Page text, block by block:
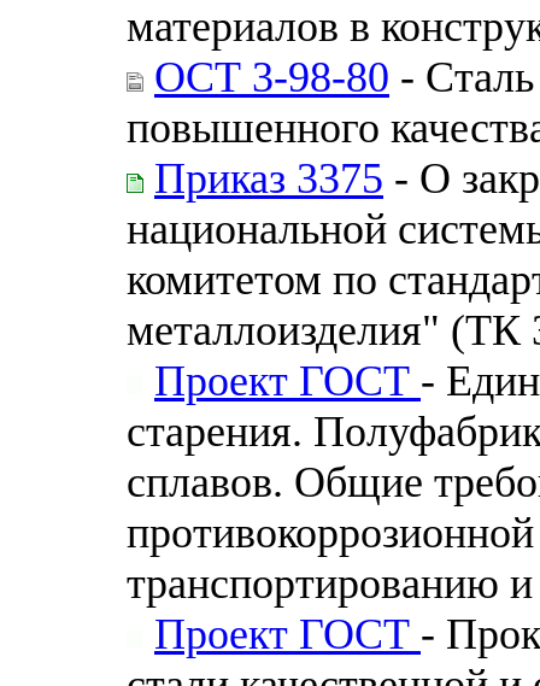
материалов в
ОСТ 3-98-80 -
повышенного
Приказ 3375 - О
национальной
комитетом по
металлоизделия" (ТК
Проект ГОСТ -
старения.
сплавов. Общие
транспортированию
Проект ГОСТ -